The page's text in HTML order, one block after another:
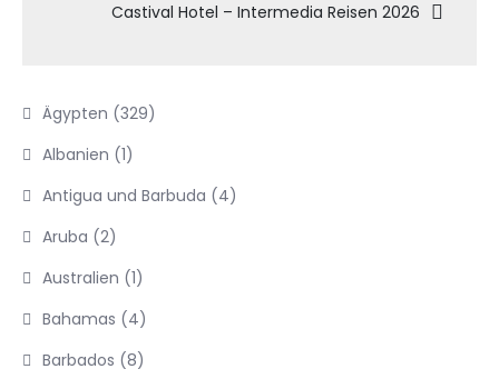
Castival Hotel – Intermedia Reisen 2026
Ägypten (329)
Albanien (1)
Antigua und Barbuda (4)
Aruba (2)
Australien (1)
Bahamas (4)
Barbados (8)